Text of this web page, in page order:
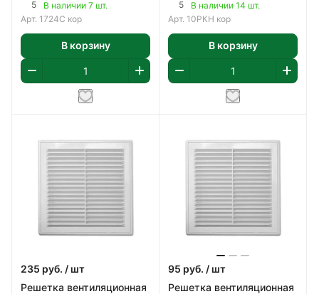
цвет коричневый
5
В наличии 7 шт.
Арт. 1724С кор
В корзину
коричневый
5
В наличии 14 шт.
Арт. 10РКН кор
В корзину
235 руб. / шт
Решетка вентиляционная
95 руб. / шт
Решетка вентиляционная